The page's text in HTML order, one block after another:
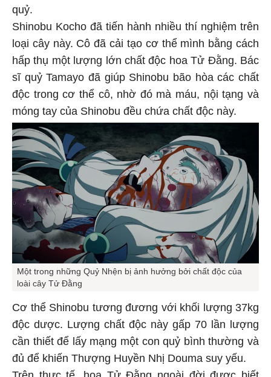
quỷ.
Shinobu Kocho đã tiến hành nhiều thí nghiệm trên
loại cây này. Cô đã cải tạo cơ thể mình bằng cách
hấp thụ một lượng lớn chất độc hoa Tử Đằng. Bác
sĩ quỷ Tamayo đã giúp Shinobu bão hòa các chất
độc trong cơ thể cô, nhờ đó mà máu, nội tạng và
móng tay của Shinobu đều chứa chất độc này.
Một trong những Quỷ Nhện bị ảnh hưởng bởi chất độc của
loài cây Tử Đằng
Cơ thể Shinobu tương đương với khối lượng 37kg
độc dược. Lượng chất độc này gấp 70 lần lượng
cần thiết để lấy mạng một con quỷ bình thường và
đủ để khiến Thượng Huyền Nhị Douma suy yếu.
Trên thực tế, hoa Tử Đằng ngoài đời được biết